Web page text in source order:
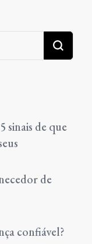
sinais de que
de
confiável?